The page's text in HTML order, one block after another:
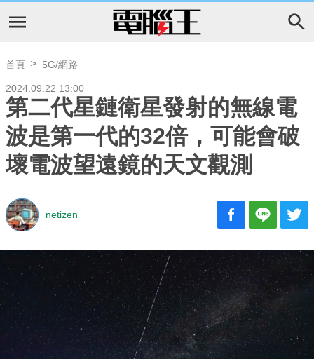
首頁 5G/網路
2024.09.22 13:00
第二代星鏈衛星發射的無線電
波是第一代的32倍，可能會破
壞電波望遠鏡的天文觀測
netizen